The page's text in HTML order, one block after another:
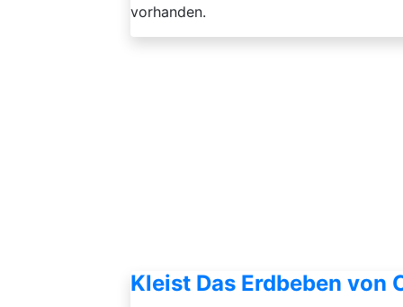
vorhanden.
Kleist Das Erdbeben von